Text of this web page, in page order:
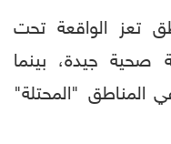
تعز الواقعة تحت
صحية جيدة، بينما
المناطق "المحتلة"